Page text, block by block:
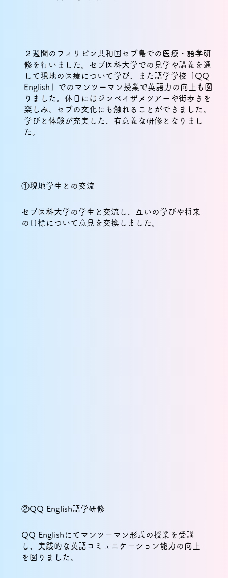
２週間のフィリピン共和国セブ島での医療・語学研
修を行いました。セブ医科大学での見学や講義を通
して現地の医療について学び、また語学学校「QQ
English」でのマンツーマン授業で英語力の向上も図
りました。休日にはジンベイザメツアーや街歩きを
楽しみ、セブの文化にも触れることができました。
学びと体験が充実した、有意義な研修となりまし
た。
①現地学生との交流
セブ医科大学の学生と交流し、互いの学びや将来
の目標について意見を交換しました。
②QQ English語学研修
QQ Englishにてマンツーマン形式の授業を受講
し、実践的な英語コミュニケーション能力の向上
を図りました。